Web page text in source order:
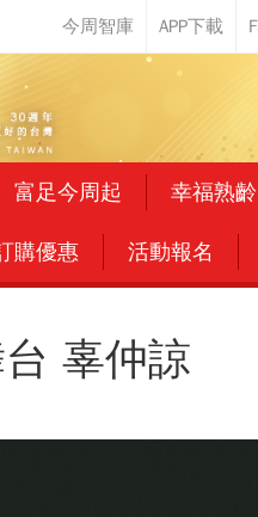
富足今周起 幸福熟齡
購優惠 活動報名
辜仲諒